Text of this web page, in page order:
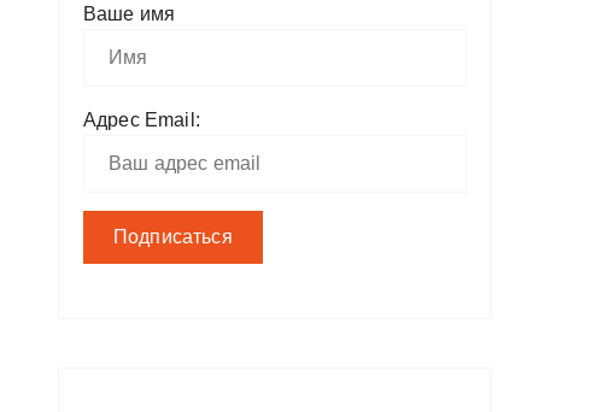
Ваше имя
Адрес Email: